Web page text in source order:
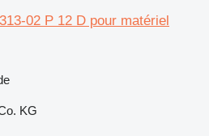
02 P 12 D pour matériel
KG